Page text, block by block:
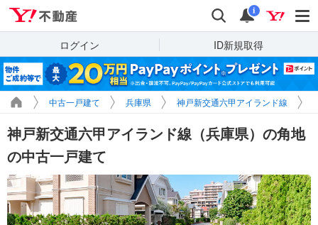
検索 通知
i
ログイン ID新規取得
中古一戸建て 兵庫県 神戸新交通六甲アイランド線
神戸新交通六甲アイランド線（兵庫県）の角地
の中古一戸建て